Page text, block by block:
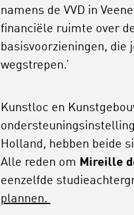
namens de VVD in
financiële ruimte over
basisvoorzieningen, die
wegstrepen.’
Kunstloc en
Holland, hebben beide
Alle reden om Mireille
eenzelfde
plannen.